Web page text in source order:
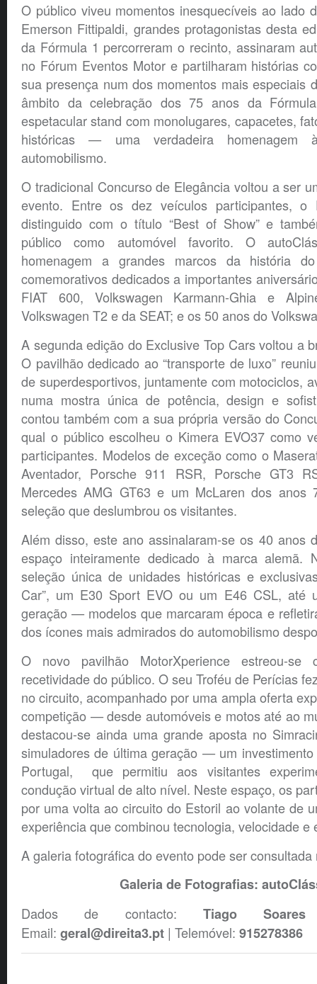
O público viveu momentos inesquecíveis ao lado
Emerson Fittipaldi, grandes protagonistas desta
da Fórmula 1 percorreram o recinto, assinaram
no Fórum Eventos Motor e partilharam histórias
sua presença num dos momentos mais especiais
âmbito da celebração dos 75 anos da
espetacular stand com monolugares, capacetes,
históricas — uma verdadeira
automobilismo.
O tradicional Concurso de Elegância voltou a ser
evento. Entre os dez veículos participantes,
distinguido com o título “Best of Show” e
público como automóvel favorito. O
homenagem a grandes marcos da história
comemorativos dedicados a importantes
FIAT 600, Volkswagen Karmann-Ghia e
Volkswagen T2 e da SEAT; e os 50 anos do
A segunda edição do Exclusive Top Cars voltou a
O pavilhão dedicado ao “transporte de luxo”
de superdesportivos, juntamente com motociclos,
numa mostra única de potência, design e
contou também com a sua própria versão do
qual o público escolheu o Kimera EVO37 como
participantes. Modelos de exceção como o
Aventador, Porsche 911 RSR, Porsche GT3
Mercedes AMG GT63 e um McLaren dos anos
seleção que deslumbrou os visitantes.
Além disso, este ano assinalaram-se os 40 anos
espaço inteiramente dedicado à marca alemã.
seleção única de unidades históricas e
Car”, um E30 Sport EVO ou um E46 CSL, até
geração — modelos que marcaram época e
dos ícones mais admirados do automobilismo
O novo pavilhão MotorXperience estreou-se
recetividade do público. O seu Troféu de Perícias
no circuito, acompanhado por uma ampla oferta
competição — desde automóveis e motos até ao
destacou-se ainda uma grande aposta no
simuladores de última geração — um
Portugal, que permitiu aos visitantes
condução virtual de alto nível. Neste espaço, os
por uma volta ao circuito do Estoril ao volante de
experiência que combinou tecnologia, velocidade e
A galeria fotográfica do evento pode ser
Galeria de Fotografias:
Dados de contacto: Tiago
Email: geral@direita3.pt | Telemóvel: 915278386